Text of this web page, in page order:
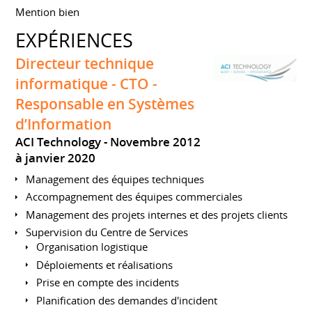
Mention bien
EXPÉRIENCES
Directeur technique
informatique - CTO -
Responsable en Systèmes
d’Information
ACI Technology
Novembre 2012
à janvier 2020
Management des équipes techniques
Accompagnement des équipes commerciales
Management des projets internes et des projets clients
Supervision du Centre de Services
Organisation logistique
Déploiements et réalisations
Prise en compte des incidents
Planification des demandes d'incident